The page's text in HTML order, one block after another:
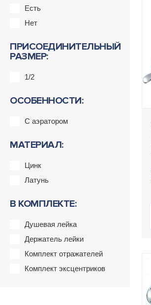
Есть
Нет
ПРИСОЕДИНИТЕЛЬНЫЙ
РАЗМЕР:
1/2
ОСОБЕННОСТИ:
С аэратором
МАТЕРИАЛ:
Цинк
Латунь
В КОМПЛЕКТЕ:
Душевая лейка
Держатель лейки
Комплект отражателей
Комплект эксцентриков